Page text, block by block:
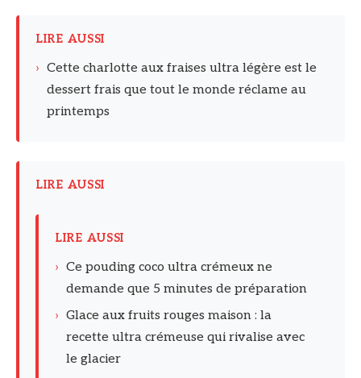
LIRE AUSSI
› Cette charlotte aux fraises ultra légère est le
dessert frais que tout le monde réclame au
printemps
LIRE AUSSI
LIRE AUSSI
› Ce pouding coco ultra crémeux ne
demande que 5 minutes de préparation
› Glace aux fruits rouges maison : la
recette ultra crémeuse qui rivalise avec
le glacier